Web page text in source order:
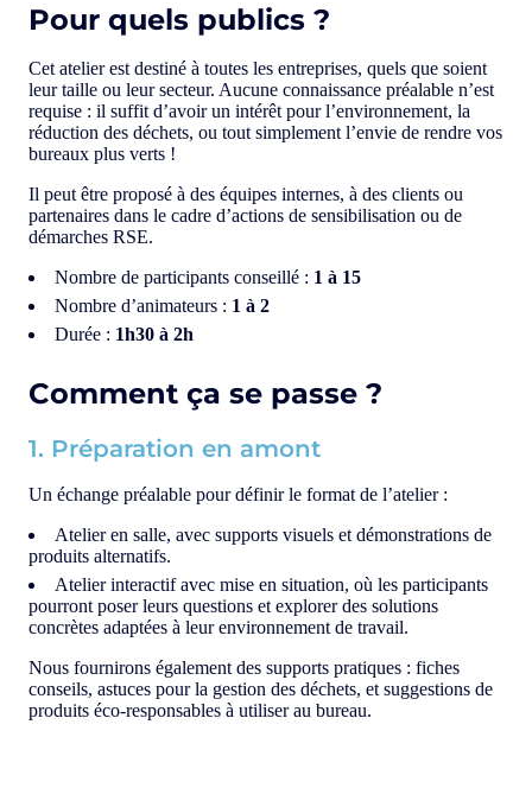
Pour quels publics ?
Cet atelier est destiné à toutes les entreprises, quels que soient
leur taille ou leur secteur. Aucune connaissance préalable n’est
requise : il suffit d’avoir un intérêt pour l’environnement, la
réduction des déchets, ou tout simplement l’envie de rendre vos
bureaux plus verts !
Il peut être proposé à des équipes internes, à des clients ou
partenaires dans le cadre d’actions de sensibilisation ou de
démarches RSE.
Nombre de participants conseillé : 1 à 15
Nombre d’animateurs : 1 à 2
Durée : 1h30 à 2h
Comment ça se passe ?
1. Préparation en amont
Un échange préalable pour définir le format de l’atelier :
Atelier en salle, avec supports visuels et démonstrations de
produits alternatifs.
Atelier interactif avec mise en situation, où les participants
pourront poser leurs questions et explorer des solutions
concrètes adaptées à leur environnement de travail.
Nous fournirons également des supports pratiques : fiches
conseils, astuces pour la gestion des déchets, et suggestions de
produits éco-responsables à utiliser au bureau.